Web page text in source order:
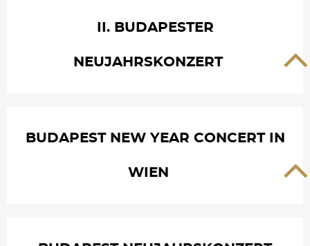
II. BUDAPESTER
NEUJAHRSKONZERT
BUDAPEST NEW YEAR CONCERT IN
WIEN